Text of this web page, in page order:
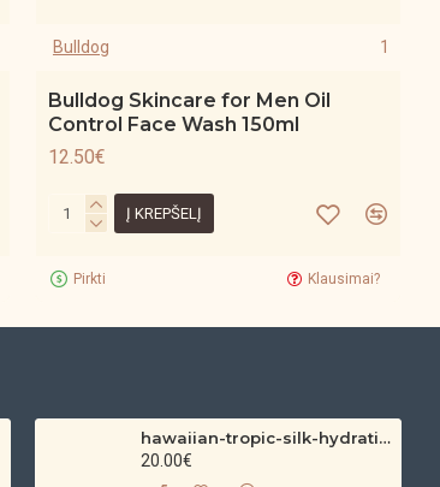
Bulldog 1
Bulldog Skincare for Men Oil
Control Face Wash 150ml
12.50€
Į KREPŠELĮ
Pirkti Klausimai?
hawaiian-tropic-silk-hydration-protective-sun-lotion-spf-30-180ml
20.00€